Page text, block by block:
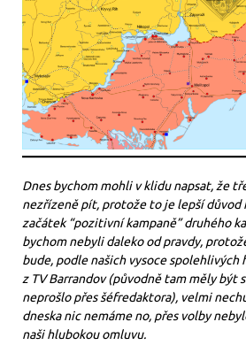
Dnes bychom mohli v klidu napsat, že
nezřízeně pít, protože to je lepší důvod
začátek “pozitivní kampaně” druhého
bychom nebyli daleko od pravdy,
bude, podle našich vysoce spolehlivých
z TV Barrandov (původně tam měly být
neprošlo přes šéfredaktora), velmi
dneska nic nemáme no, přes volby
naši hlubokou omluvu.